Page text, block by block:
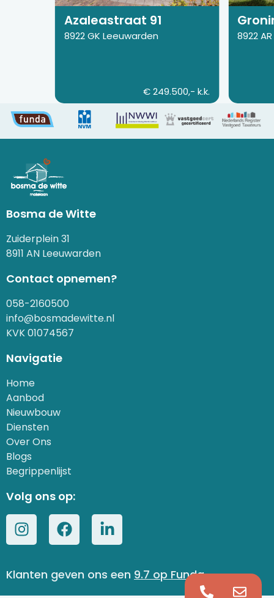
Azaleastraat 91
8922 GK Leeuwarden
€ 249.500,- k.k.
8922
Bosma de Witte
Zuiderplein 31
8911 AN Leeuwarden
Contact opnemen?
058-2160500
info@bosmadewitte.nl
KVK 01074567
Navigatie
Home
Aanbod
Nieuwbouw
Diensten
Over Ons
Blogs
Begrippenlijst
Volg ons op:
Klanten geven ons een 9.7 op Funda